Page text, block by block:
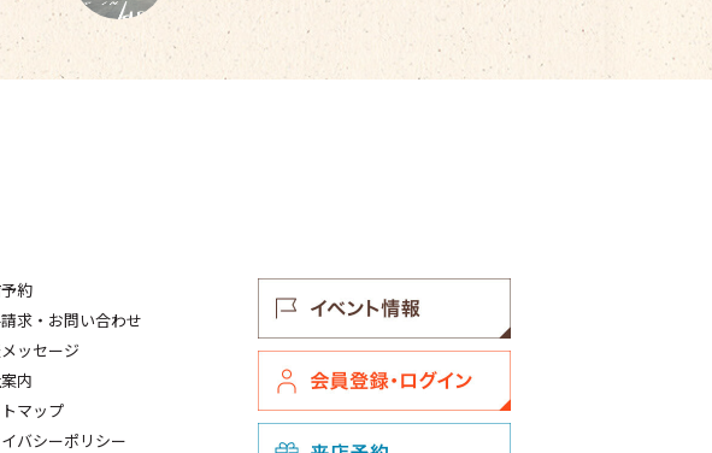
約
求・お問い合わせ
ッセージ
内
マップ
バシーポリシー